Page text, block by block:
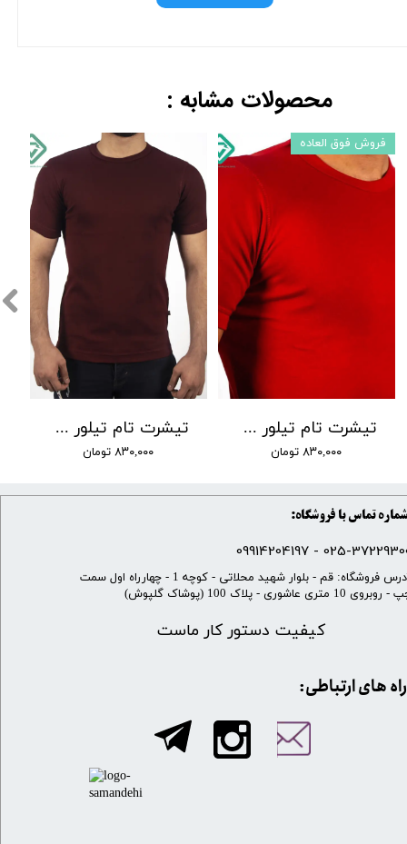
تیشرت تام تیلور کد6
۸۳۰,۰۰۰ تومان
تیشرت تام تیلور کوتاه کد8
۸۳۰,۰۰۰ تومان
فروش فوق العاده
محصولات مشابه :
شماره تماس با فروشگاه:
025-37229300 -
کیفیت دستور کار ماست
​آدرس فروشگاه: قم - بلوار شهید محلاتی - کوچه 1 - چهارراه اول سمت
10 متری عاشوری - پلاک 100 (پوشاک گلپوش)
​​راه های ارتباطی: